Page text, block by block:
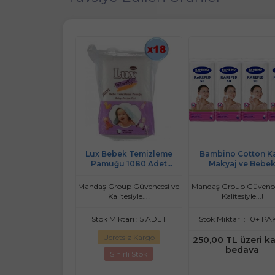
Lux Bebek Temizleme
Pamuğu 1080 Adet
Mandaş Group Güvencesi ve
Kalitesiyle...!
Stok Miktarı : 5 ADET
Ücretsiz Kargo
Sınırlı Stok
Bambino Cotton
Makyaj ve Bebek
Adet (Kare En-Boy
(4PK*50)
Mandaş Group
Kalitesiyle...!
Stok Miktarı : 10+
250,00 TL üzeri
bedava